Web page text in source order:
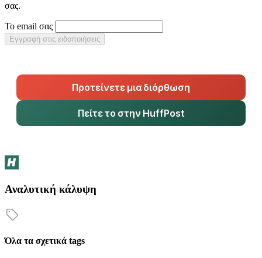
σας.
Το email σας
Εγγραφή στις ειδοποιήσεις
Προτείνετε μια διόρθωση
Πείτε το στην HuffPost
Αναλυτική κάλυψη
Όλα τα σχετικά tags